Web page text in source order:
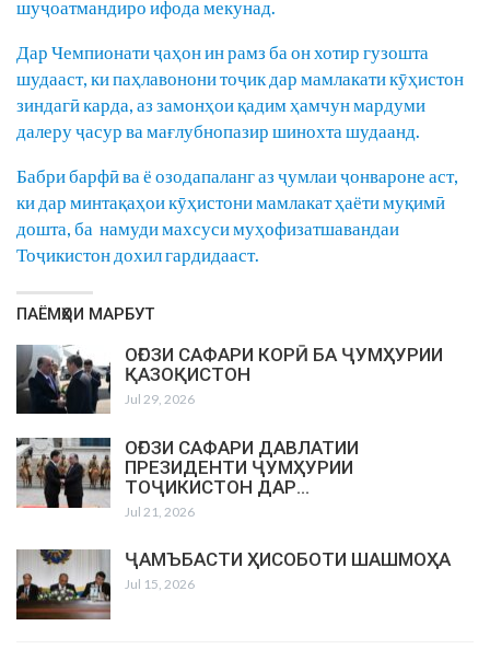
шуҷоатмандиро ифода мекунад.
Дар Чемпионати ҷаҳон ин рамз ба он хотир гузошта
шудааст, ки паҳлавонони тоҷик дар мамлакати кӯҳистон
зиндагӣ карда, аз замонҳои қадим ҳамчун мардуми
далеру ҷасур ва мағлубнопазир шинохта шудаанд.
Бабри барфӣ ва ё озодапаланг аз ҷумлаи ҷонвароне аст,
ки дар минтақаҳои кӯҳистони мамлакат ҳаёти муқимӣ
дошта, ба намуди махсуси муҳофизатшавандаи
Тоҷикистон дохил гардидааст.
ПАЁМҲОИ МАРБУТ
ОҒОЗИ САФАРИ КОРӢ БА ҶУМҲУРИИ
ҚАЗОҚИСТОН
Jul 29, 2026
ОҒОЗИ САФАРИ ДАВЛАТИИ
ПРЕЗИДЕНТИ ҶУМҲУРИИ
ТОҶИКИСТОН ДАР…
Jul 21, 2026
ҶАМЪБАСТИ ҲИСОБОТИ ШАШМОҲА
Jul 15, 2026